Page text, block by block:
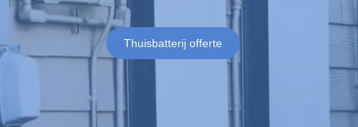
Thuisbatterij offerte